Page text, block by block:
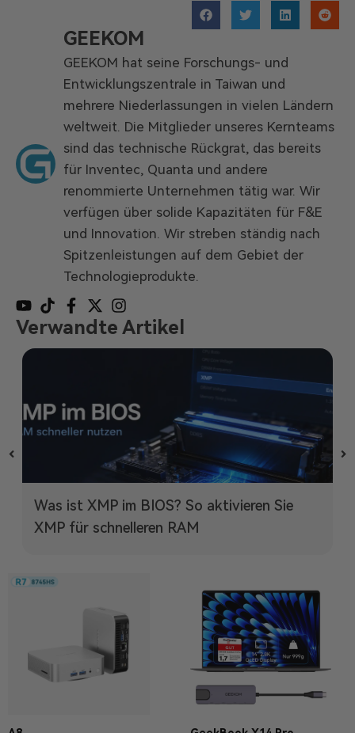
GEEKOM
GEEKOM hat seine Forschungs- und
Entwicklungszentrale in Taiwan und
mehrere Niederlassungen in vielen Ländern
weltweit. Die Mitglieder unseres Kernteams
sind das technische Rückgrat, das bereits
für Inventec, Quanta und andere
renommierte Unternehmen tätig war. Wir
verfügen über solide Kapazitäten für F&E
und Innovation. Wir streben ständig nach
Spitzenleistungen auf dem Gebiet der
Technologieprodukte.
Verwandte Artikel
Was ist XMP im BIOS? So aktivieren Sie
XMP für schnelleren RAM